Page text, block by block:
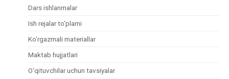
Dars ishlanmalar
Ish rejalar to‘plami
Ko‘rgazmali materiallar
Maktab hujjatlari
O‘qituvchilar uchun tavsiyalar